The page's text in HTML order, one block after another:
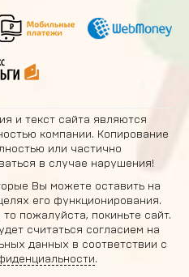
и текст сайта являются
компании. Копирование
или частично
в случае нарушения!
Вы можете оставить на
его функционирования.
пожалуйста, покиньте сайт.
считаться согласием на
данных в соответствии с
.